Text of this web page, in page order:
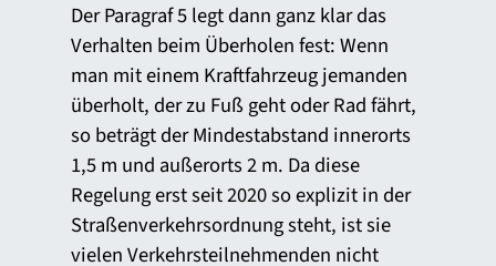
Der Paragraf 5 legt dann ganz klar das
Verhalten beim Überholen fest: Wenn
man mit einem Kraftfahrzeug jemanden
überholt, der zu Fuß geht oder Rad fährt,
so beträgt der Mindestabstand innerorts
1,5 m und außerorts 2 m. Da diese
Regelung erst seit 2020 so explizit in der
Straßenverkehrsordnung steht, ist sie
vielen Verkehrsteilnehmenden nicht